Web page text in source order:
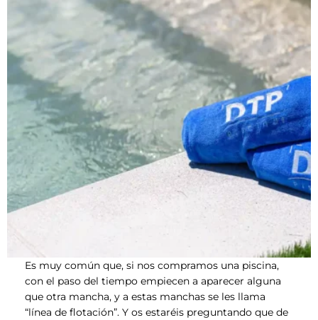
Es muy común que, si nos compramos una piscina,
con el paso del tiempo empiecen a aparecer alguna
que otra mancha, y a estas manchas se les llama
“línea de flotación”. Y os estaréis preguntando que de